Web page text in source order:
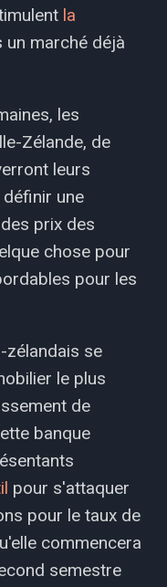
la
un marché déjà
les
Zélande, de
leurs
une
prix des
chose pour
pour les
zélandais se
le plus
de
banque
pour s'attaquer
pour le taux de
commencera
semestre